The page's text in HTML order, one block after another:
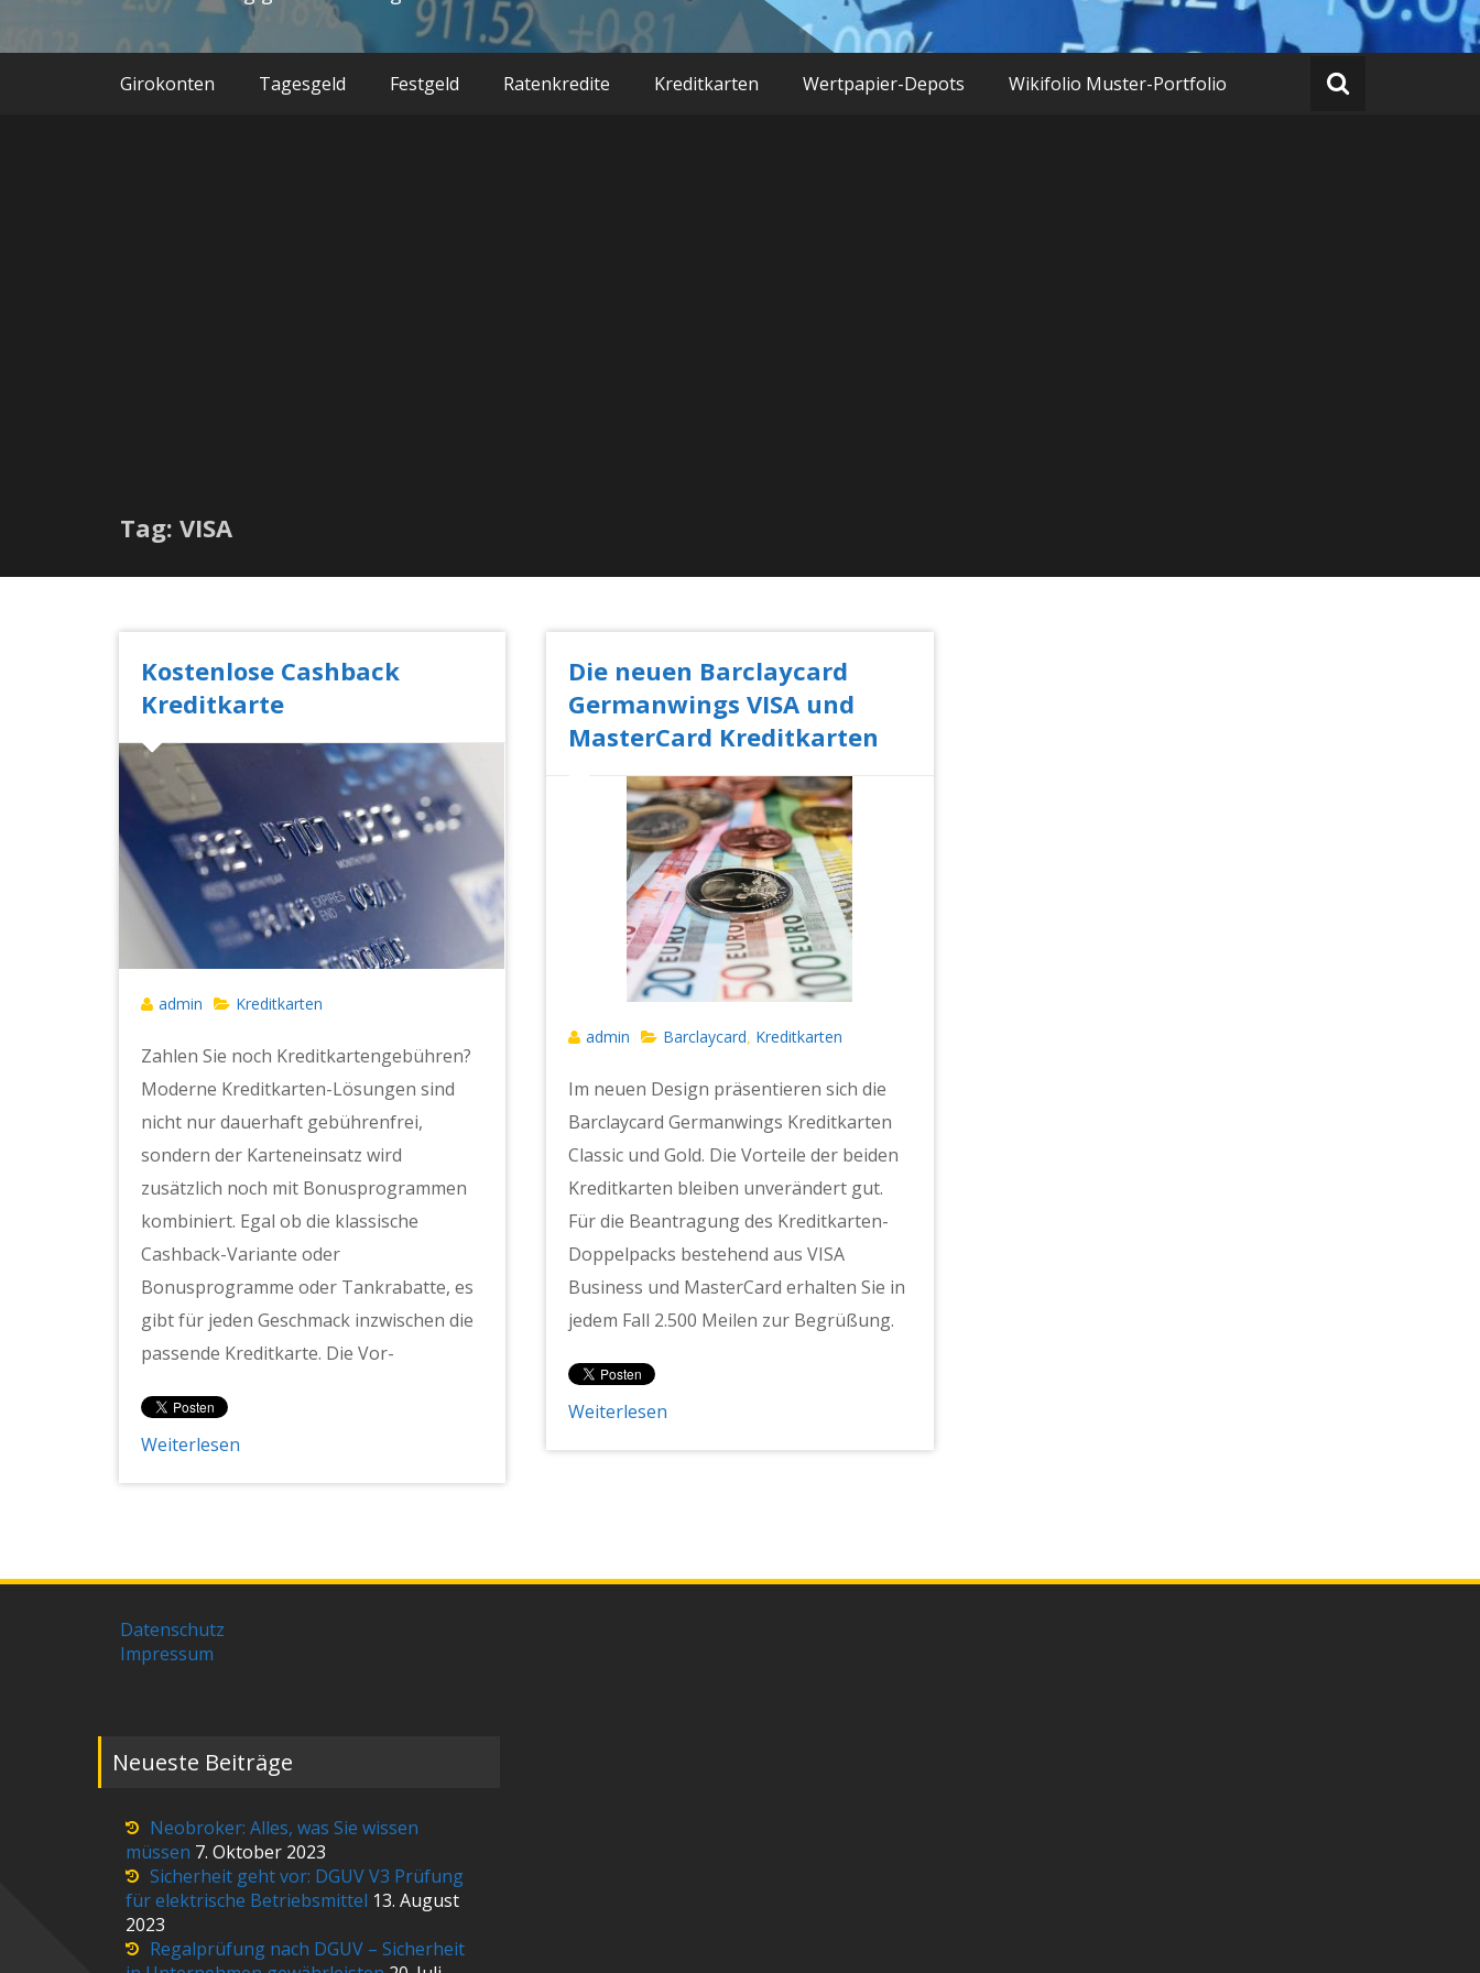
Girokonten Tagesgeld Festgeld Ratenkredite Kreditkarten Wertpapier-Depots Wikifolio Muster-Portfolio
Tag: VISA
Kostenlose Cashback
Kreditkarte
admin Kreditkarten
Zahlen Sie noch Kreditkartengebühren?
Moderne Kreditkarten-Lösungen sind
nicht nur dauerhaft gebührenfrei,
sondern der Karteneinsatz wird
zusätzlich noch mit Bonusprogrammen
kombiniert. Egal ob die klassische
Cashback-Variante oder
Bonusprogramme oder Tankrabatte, es
gibt für jeden Geschmack inzwischen die
passende Kreditkarte. Die Vor-
Weiterlesen
Die neuen Barclaycard
Germanwings VISA und
MasterCard Kreditkarten
admin Barclaycard Kreditkarten
Im neuen Design präsentieren sich die
Barclaycard Germanwings Kreditkarten
Classic und Gold. Die Vorteile der beiden
Kreditkarten bleiben unverändert gut.
Für die Beantragung des Kreditkarten-
Doppelpacks bestehend aus VISA
Business und MasterCard erhalten Sie in
jedem Fall 2.500 Meilen zur Begrüßung.
Weiterlesen
Datenschutz
Impressum
Neueste Beiträge
Neobroker: Alles, was Sie wissen
müssen 7. Oktober 2023
Sicherheit geht vor: DGUV V3 Prüfung
für elektrische Betriebsmittel 13. August
2023
Regalprüfung nach DGUV – Sicherheit